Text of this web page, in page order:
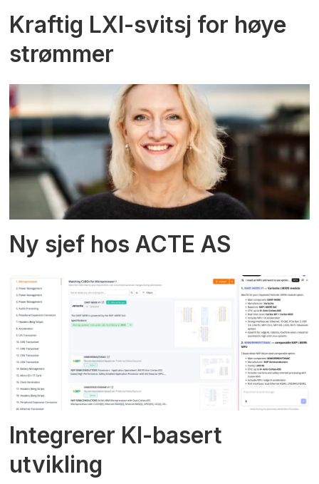
Kraftig LXI-svitsj for høye
strømmer
Ny sjef hos ACTE AS
Integrerer KI-basert
utvikling